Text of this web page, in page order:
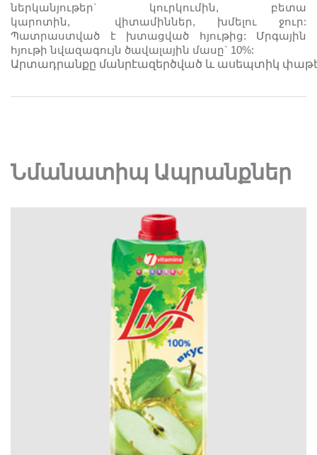
ներկանյութեր` կուրկումին, բետա
կարոտին, վիտամիններ, խմելու ջուր:
Պատրաստված է խտացված հյութից: Մրգային
հյութի նվազագույն ծավալային մասը` 10%:
Արտադրանքը մանրէազերծված և ասեպտիկ
Նմանատիպ Ապրանքներ